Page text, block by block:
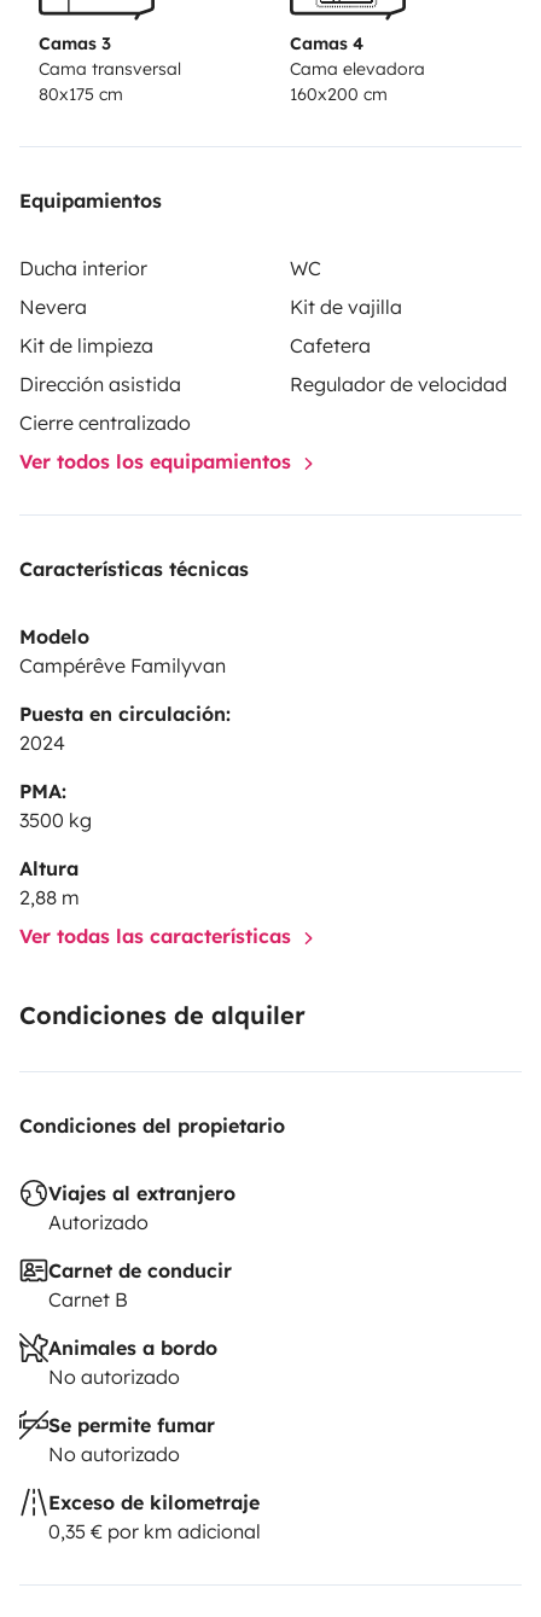
Camas 3
Cama transversal
80x175 cm
Camas 4
Cama elevadora
160x200 cm
Equipamientos
Ducha interior
WC
Nevera
Kit de vajilla
Kit de limpieza
Cafetera
Dirección asistida
Regulador de velocidad
Cierre centralizado
Ver todos los equipamientos
Características técnicas
Modelo
Campérêve Familyvan
Puesta en circulación:
2024
PMA:
3500 kg
Altura
2,88 m
Ver todas las características
Condiciones de alquiler
Condiciones del propietario
Viajes al extranjero
Autorizado
Carnet de conducir
Carnet B
Animales a bordo
No autorizado
Se permite fumar
No autorizado
Exceso de kilometraje
0,35 € por km adicional